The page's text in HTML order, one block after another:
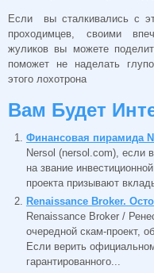
Если вы сталкивались с
проходимцев, своими
жуликов вы можете
поможет не наделать
этого лохотрона
Вам Будет
Финансовая пирамида
Nersol (nersol.com), если
на звание
проекта призывают
Renaissance Broker.
Renaissance Broker /
очередной скам-проект,
Если верить
гарантированного...